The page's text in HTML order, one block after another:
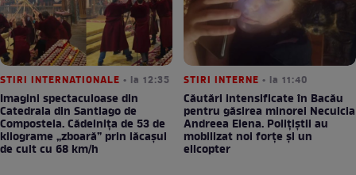
STIRI INTERNATIONALE • la 12:35
Imagini spectaculoase din
Catedrala din Santiago de
Compostela. Cădelnița de 53 de
kilograme „zboară” prin lăcașul
de cult cu 68 km/h
STIRI INTERNE • la 11:40
Căutări intensificate în Bacău
pentru găsirea minorei Neculcia
Andreea Elena. Polițiștii au
mobilizat noi forțe și un
elicopter